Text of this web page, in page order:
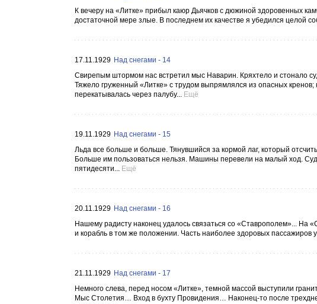
К вечеру на «Литке» прибыл каюр Дьячков с дюжиной здоровенных
достаточной мере злые. В последнем их качестве я убедился целой
17.11.1929 Над снегами - 14
Свирепым штормом нас встретил мыс Наварин. Кряхтело и стонало
Тяжело груженный «Литке» с трудом выпрямлялся из опасных кренов;
перекатывалась через палубу... Ещё
19.11.1929 Над снегами - 15
Льда все больше и больше. Тянувшийся за кормой лаг, который
Больше им пользоваться нельзя. Машины перевели на малый ход.
пятидесяти... Ещё
20.11.1929 Над снегами - 16
Нашему радисту наконец удалось связаться со «Ставрополем»...
и корабль в том же положении. Часть наиболее здоровых пассажиров
21.11.1929 Над снегами - 17
Немного слева, перед носом «Литке», темной массой выступили
Мыс Столетия… Вход в бухту Провидения… Наконец-то после